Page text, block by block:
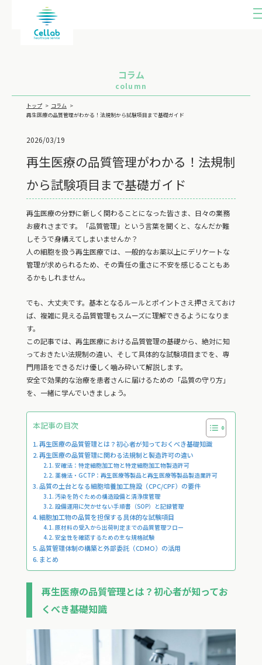
コラム
column
トップ
コラム
再生医療の品質管理がわかる！法規制から試験項目まで基礎ガイド
2026/03/19
再生医療の品質管理がわかる！法規制
から試験項目まで基礎ガイド
再生医療の分野に新しく関わることになった皆さま、日々の業務
お疲れさまです。「品質管理」という言葉を聞くと、なんだか難
しそうで身構えてしまいませんか？
人の細胞を扱う再生医療では、一般的なお薬以上にデリケートな
管理が求められるため、その責任の重さに不安を感じることもあ
るかもしれません。
でも、大丈夫です。基本となるルールとポイントさえ押さえておけ
ば、複雑に見える品質管理もスムーズに理解できるようになりま
す。
この記事では、再生医療における品質管理の基礎から、絶対に知
っておきたい法規制の違い、そして具体的な試験項目までを、専
門用語をできるだけ優しく噛み砕いて解説します。
安全で効果的な治療を患者さんに届けるための「品質の守り方」
を、一緒に学んでいきましょう。
本記事の目次
再生医療の品質管理とは？初心者が知っておくべき基礎知識
再生医療の品質管理に関わる法規制と製造許可の違い
安確法：特定細胞加工物と特定細胞加工物製造許可
薬機法・GCTP：再生医療等製品と再生医療等製品製造業許可
品質の土台となる細胞培養加工施設（CPC/CPF）の要件
汚染を防ぐための構造設備と清浄度管理
設備運用に欠かせない手順書（SOP）と記録管理
細胞加工物の品質を担保する具体的な試験項目
原材料の受入から出荷判定までの品質管理フロー
安全性を確認するための主な規格試験
品質管理体制の構築と外部委託（CDMO）の活用
まとめ
再生医療の品質管理とは？初心者が知ってお
くべき基礎知識